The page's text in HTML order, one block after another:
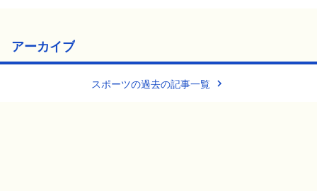
アーカイブ
スポーツの過去の記事一覧